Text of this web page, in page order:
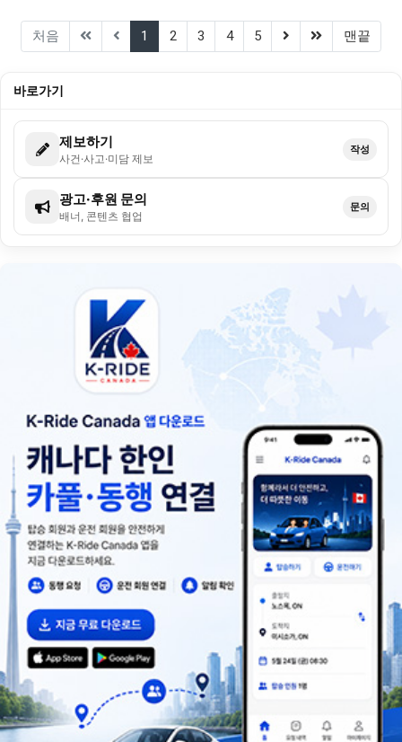
처음 1 (current)
2 3 4 5 (next)(last)맨끝
바로가기
제보하기
사건·사고·미담 제보
작성
광고·후원 문의
배너, 콘텐츠 협업
문의